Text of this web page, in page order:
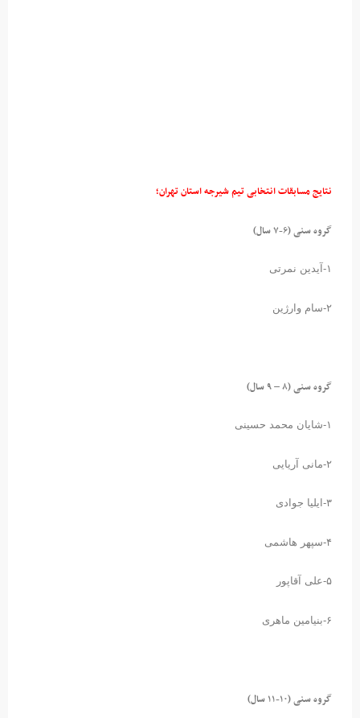
نتایج مسابقات انتخابی تیم شیرجه استان تهران؛
گروه سنی (۶-۷ سال)
۲-سام وارژین
گروه سنی (۸ – ۹ سال)
۲-مانی آریایی
۳-ایلیا جوادی
۴-سپهر هاشمی
۵-علی آقاپور
۶-بنیامین ماهری
گروه سنی (۱۰-۱۱ سال)